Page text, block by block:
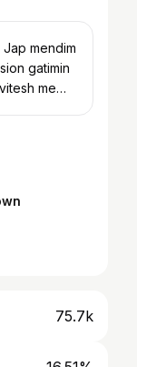
Jap mendim
gatimin
me
75.7k